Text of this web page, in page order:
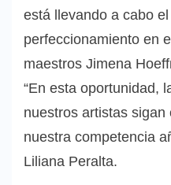
está llevando a cabo
perfeccionamiento en
maestros Jimena
“En esta oportunidad,
nuestros artistas
nuestra competencia
Liliana Peralta.